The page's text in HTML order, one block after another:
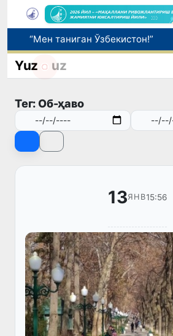
“Мен таниган Ўзбекистон!”
Адолат, холислик, ростлик ва ҳалоллик муҳитини яратишга қаратилган янги қонун тафсилоти
Yuz uz
Тег: Об-ҳаво
13ЯНВ15:56